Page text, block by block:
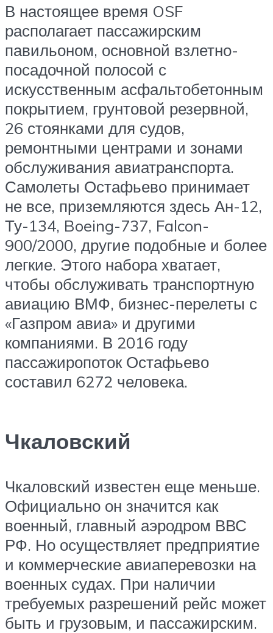
В настоящее время OSF
располагает пассажирским
павильоном, основной взлетно-
посадочной полосой с
искусственным асфальтобетонным
покрытием, грунтовой резервной,
26 стоянками для судов,
ремонтными центрами и зонами
обслуживания авиатранспорта.
Самолеты Остафьево принимает
не все, приземляются здесь Ан-12,
Ту-134, Boeing-737, Falcon-
900/2000, другие подобные и более
легкие. Этого набора хватает,
чтобы обслуживать транспортную
авиацию ВМФ, бизнес-перелеты с
«Газпром авиа» и другими
компаниями. В 2016 году
пассажиропоток Остафьево
составил 6272 человека.
Чкаловский
Чкаловский известен еще меньше.
Официально он значится как
военный, главный аэродром ВВС
РФ. Но осуществляет предприятие
и коммерческие авиаперевозки на
военных судах. При наличии
требуемых разрешений рейс может
быть и грузовым, и пассажирским.